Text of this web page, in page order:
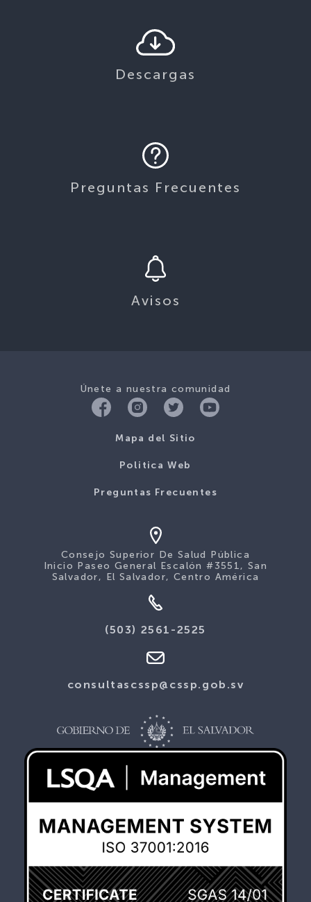
Descargas
Preguntas Frecuentes
Avisos
Mapa del Sitio
Politica Web
Preguntas Frecuentes
Consejo Superior De Salud Pública
Inicio Paseo General Escalón #3551, San
Salvador, El Salvador, Centro América
(503) 2561-2525
consultascssp@cssp.gob.sv